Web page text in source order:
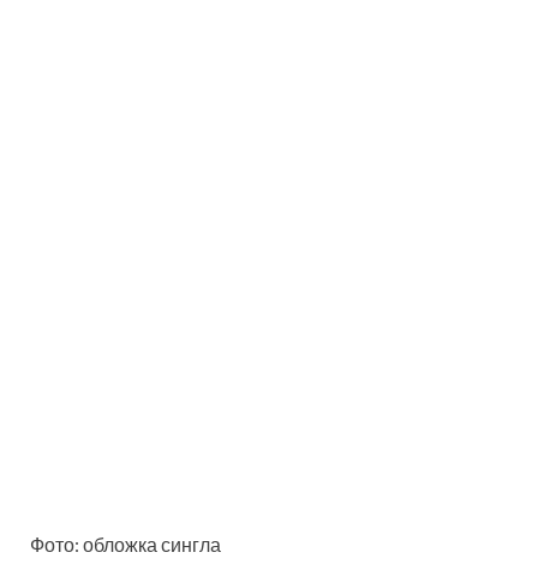
Фото: обложка сингла